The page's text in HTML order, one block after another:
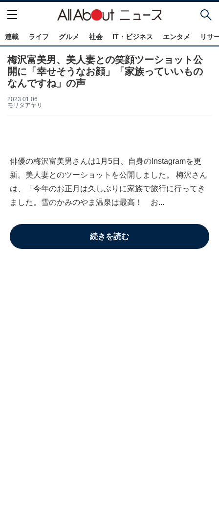
連載 ライフ グルメ 社会 IT・ビジネス エンタメ リサ
梅沢富美男、美人妻との笑顔ツーショット公
開に「幸せそうなお顔」「家族っていいもの
なんですね」の声
2023.01.06
モリタアヤリ
俳優の梅沢富美男さんは1月5日、自身のInstagramを更
新。美人妻とのツーショットを公開しました。 梅沢さん
は、「今年のお正月は久しぶりに家族で旅行に行ってき
ました。雪のかみのやま温泉は最高！ お...
続きを読む